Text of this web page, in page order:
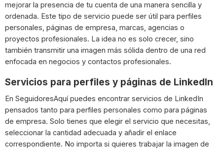
mejorar la presencia de tu cuenta de una manera sencilla y
ordenada. Este tipo de servicio puede ser útil para perfiles
personales, páginas de empresa, marcas, agencias o
proyectos profesionales. La idea no es solo crecer, sino
también transmitir una imagen más sólida dentro de una red
enfocada en negocios y contactos profesionales.
Servicios para perfiles y páginas de LinkedIn
En SeguidoresAquí puedes encontrar servicios de LinkedIn
pensados tanto para perfiles personales como para páginas
de empresa. Solo tienes que elegir el servicio que necesitas,
seleccionar la cantidad adecuada y añadir el enlace
correspondiente. No importa si quieres trabajar la imagen de